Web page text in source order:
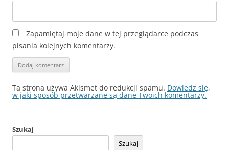
Zapamiętaj moje dane w tej przeglądarce podczas
pisania kolejnych komentarzy.
Ta strona używa Akismet do redukcji spamu. Dowiedz się,
w jaki sposób przetwarzane są dane Twoich komentarzy.
Szukaj
Szukaj